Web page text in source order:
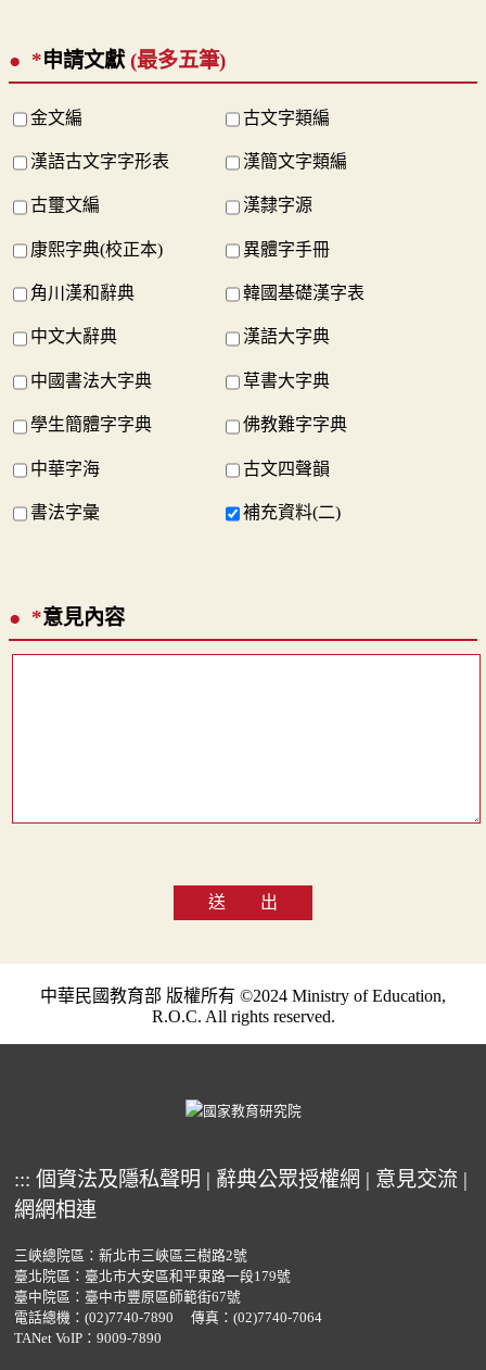
*申請文獻 (最多五筆)
金文編 古文字類編
漢語古文字字形表 漢簡文字類編
古璽文編 漢隸字源
康熙字典(校正本) 異體字手冊
角川漢和辭典 韓國基礎漢字表
中文大辭典 漢語大字典
中國書法大字典 草書大字典
學生簡體字字典 佛教難字字典
中華字海 古文四聲韻
書法字彙 補充資料(二)
*意見內容
送 出
中華民國教育部 版權所有 ©2024 Ministry of Education,
R.O.C. All rights reserved.
::: 個資法及隱私聲明 | 辭典公眾授權網 | 意見交流 |
網網相連
三峽總院區：新北市三峽區三樹路2號
臺北院區：臺北市大安區和平東路一段179號
臺中院區：臺中市豐原區師範街67號
電話總機： (02)7740-7890
傳真：(02)7740-7064
TANet VoIP：9009-7890